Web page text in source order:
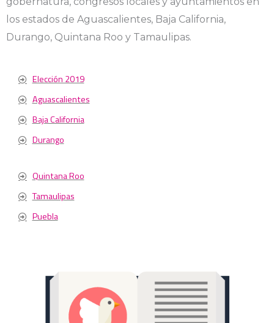
los estados de Aguascalientes, Baja California,
Durango, Quintana Roo y Tamaulipas.
Elección 2019
Aguascalientes
Baja California
Durango
Quintana Roo
Tamaulipas
Puebla